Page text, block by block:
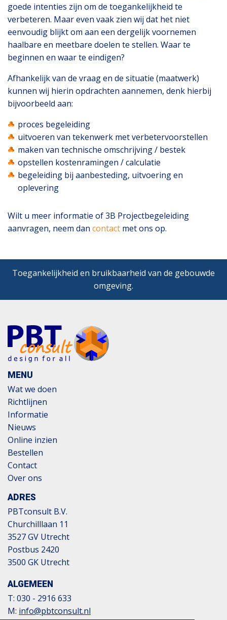
goede intenties zijn om de toegankelijkheid te
verbeteren. Maar even vaak zien wij dat het niet
eenvoudig blijkt om aan een dergelijk voornemen
haalbare en meetbare doelen te stellen. Waar te
beginnen en waar te eindigen?
Afhankelijk van de vraag en de situatie (maatwerk)
kunnen wij hierin opdrachten aannemen, denk hierbij
bijvoorbeeld aan:
proces begeleiding
uitvoeren van tekenwerk met verbetervoorstellen
maken van technische omschrijving / bestek
opstellen kostenramingen / calculatie
begeleiding bij aanbesteding, uitvoering en
oplevering
Wilt u meer informatie of 3B Projectbegeleiding
aanvragen, neem dan contact met ons op.
Toegankelijkheid en bruikbaarheid van de gebouwde
omgeving.
MENU
Wat we doen
Richtlijnen
Informatie
Nieuws
Online inzien
Bestellen
Contact
Over ons
ADRES
PBTconsult B.V.
Churchilllaan 11
3527 GV Utrecht
Postbus 2420
3500 GK Utrecht
ALGEMEEN
T: 030 - 2916 633
M: info@pbtconsult.nl